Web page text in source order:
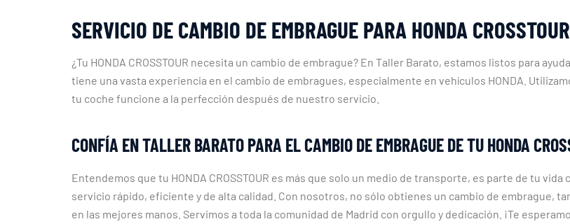
SERVICIO DE CAMBIO DE EMBRAGUE PARA HONDA
¿Tu HONDA CROSSTOUR necesita un cambio de embrague? En Taller Barato, estamos listos para
tiene una vasta experiencia en el cambio de embragues, especialmente en vehículos HONDA.
tu coche funcione a la perfección después de nuestro servicio.
CONFÍA EN TALLER BARATO PARA EL CAMBIO DE EMBRAGUE DE TU HONDA
Entendemos que tu HONDA CROSSTOUR es más que solo un medio de transporte, es parte de tu
servicio rápido, eficiente y de alta calidad. Con nosotros, no sólo obtienes un cambio de embrague,
en las mejores manos. Servimos a toda la comunidad de Madrid con orgullo y dedicación. ¡Te